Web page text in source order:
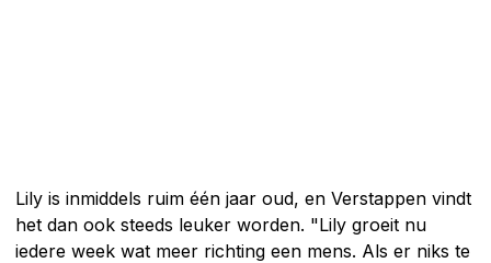
Lily is inmiddels ruim één jaar oud, en Verstappen vindt
het dan ook steeds leuker worden. "Lily groeit nu
iedere week wat meer richting een mens. Als er niks te